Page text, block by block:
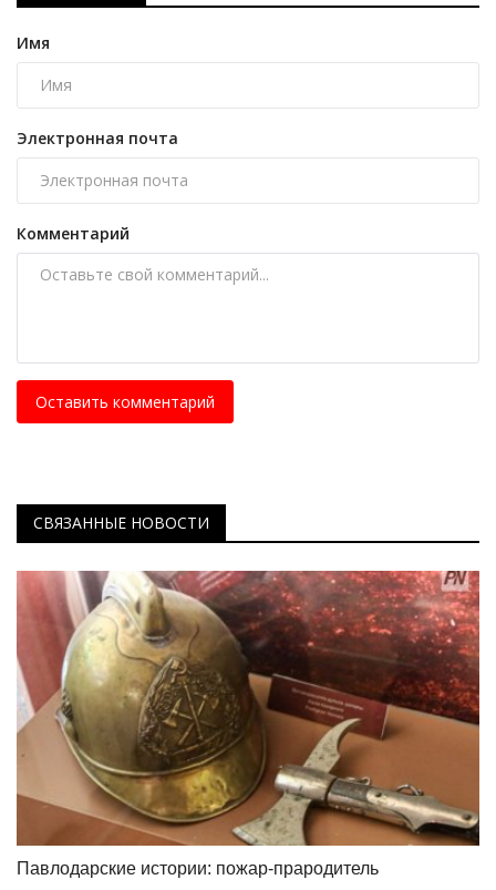
Имя
Электронная почта
Комментарий
Оставить комментарий
СВЯЗАННЫЕ НОВОСТИ
Павлодарские истории: пожар-прародитель